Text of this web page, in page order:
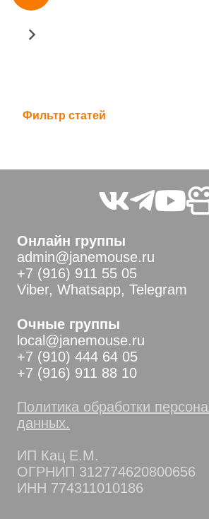
Фильтр статей
Онлайн группы
admin@janemouse.ru
+7 (916) 911 55 05
Viber, Whatsapp, Telegram
Очные группы
local@janemouse.ru
+7 (910) 444 64 05
+7 (916) 911 88 10
Политика обработки
данных.
ИП Кац Е.М.
ОГРНИП 312774620800656
ИНН 774311010186